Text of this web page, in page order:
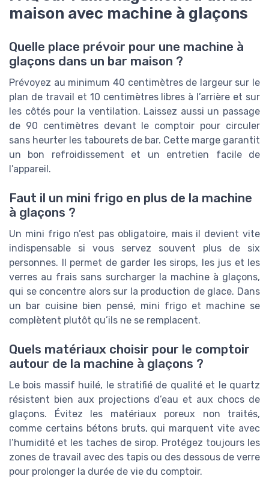
maison avec machine à glaçons
Quelle place prévoir pour une machine à
glaçons dans un bar maison ?
Prévoyez au minimum 40 centimètres de largeur sur le
plan de travail et 10 centimètres libres à l’arrière et sur
les côtés pour la ventilation. Laissez aussi un passage
de 90 centimètres devant le comptoir pour circuler
sans heurter les tabourets de bar. Cette marge garantit
un bon refroidissement et un entretien facile de
l’appareil.
Faut il un mini frigo en plus de la machine
à glaçons ?
Un mini frigo n’est pas obligatoire, mais il devient vite
indispensable si vous servez souvent plus de six
personnes. Il permet de garder les sirops, les jus et les
verres au frais sans surcharger la machine à glaçons,
qui se concentre alors sur la production de glace. Dans
un bar cuisine bien pensé, mini frigo et machine se
complètent plutôt qu’ils ne se remplacent.
Quels matériaux choisir pour le comptoir
autour de la machine à glaçons ?
Le bois massif huilé, le stratifié de qualité et le quartz
résistent bien aux projections d’eau et aux chocs de
glaçons. Évitez les matériaux poreux non traités,
comme certains bétons bruts, qui marquent vite avec
l’humidité et les taches de sirop. Protégez toujours les
zones de travail avec des tapis ou des dessous de verre
pour prolonger la durée de vie du comptoir.